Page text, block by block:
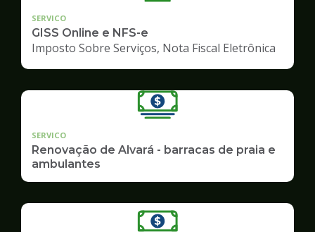
SERVICO
GISS Online e NFS-e
Imposto Sobre Serviços, Nota Fiscal Eletrônica
SERVICO
Renovação de Alvará - barracas de praia e
ambulantes